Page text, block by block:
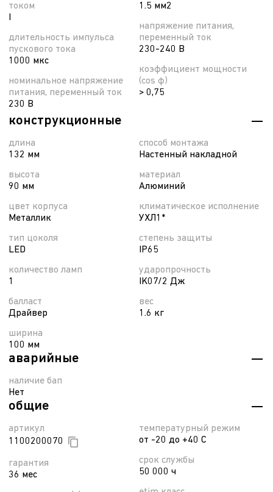
током
длительность импульса
пускового тока
1000 мкс
номинальное напряжение
питания, переменный ток
230 В
1.5 мм2
напряжение питания,
переменный ток
230-240 В
коэффициент мощности
(cos φ)
> 0,75
конструкционные
длина
132 мм
высота
90 мм
цвет корпуса
Металлик
тип цоколя
LED
количество ламп
1
балласт
Драйвер
ширина
100 мм
способ монтажа
Настенный накладной
материал
Алюминий
климатическое исполнение
УХЛ1*
степень защиты
IP65
ударопрочность
IK07/2 Дж
вес
1.6 кг
аварийные
наличие бап
Нет
общие
артикул
1100200070
гарантия
36 мес
температурный режим
от -20 до +40 С
срок службы
50 000 ч